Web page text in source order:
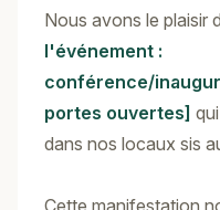
Nous avons le plaisir
l'événement :
conférence/
portes ouvertes]
dans nos locaux sis
Cette manifestation